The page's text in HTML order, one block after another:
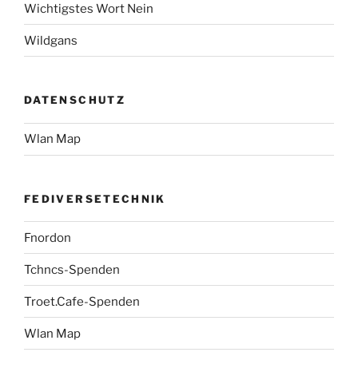
Wichtigstes Wort Nein
Wildgans
DATENSCHUTZ
Wlan Map
FEDIVERSETECHNIK
Fnordon
Tchncs-Spenden
Troet.Cafe-Spenden
Wlan Map